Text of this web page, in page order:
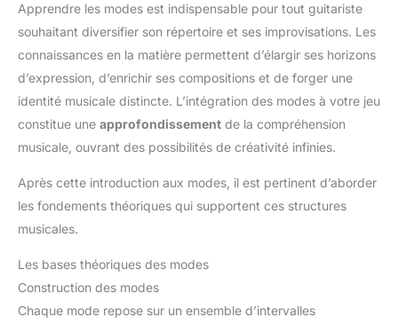
Apprendre les modes est indispensable pour tout guitariste
souhaitant diversifier son répertoire et ses improvisations. Les
connaissances en la matière permettent d’élargir ses horizons
d’expression, d’enrichir ses compositions et de forger une
identité musicale distincte. L’intégration des modes à votre jeu
constitue une approfondissement de la compréhension
musicale, ouvrant des possibilités de créativité infinies.
Après cette introduction aux modes, il est pertinent d’aborder
les fondements théoriques qui supportent ces structures
musicales.
Les bases théoriques des modes
Construction des modes
Chaque mode repose sur un ensemble d’intervalles